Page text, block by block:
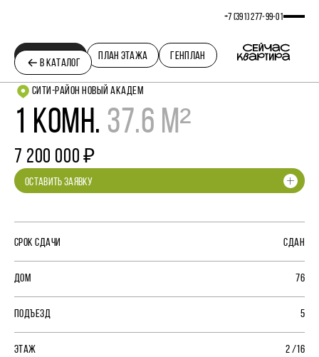
+7 (391) 277‒99‒01
В КАТАЛОГ
ПЛАНИРОВКА ПЛАН ЭТАЖА ГЕНПЛАН
СИТИ-РАЙОН НОВЫЙ АКАДЕМ
1 КОМН. 37.6 М²
7 200 000 ₽
ОСТАВИТЬ ЗАЯВКУ
СРОК СДАЧИ СДАН
ДОМ 76
ПОДЪЕЗД 5
ЭТАЖ 2 /16